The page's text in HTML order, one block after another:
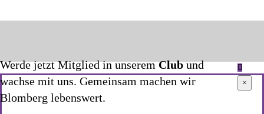
Werde jetzt Mitglied in unseremClubund
wachse mit uns. Gemeinsam machen wir
Blomberg lebenswert.
×